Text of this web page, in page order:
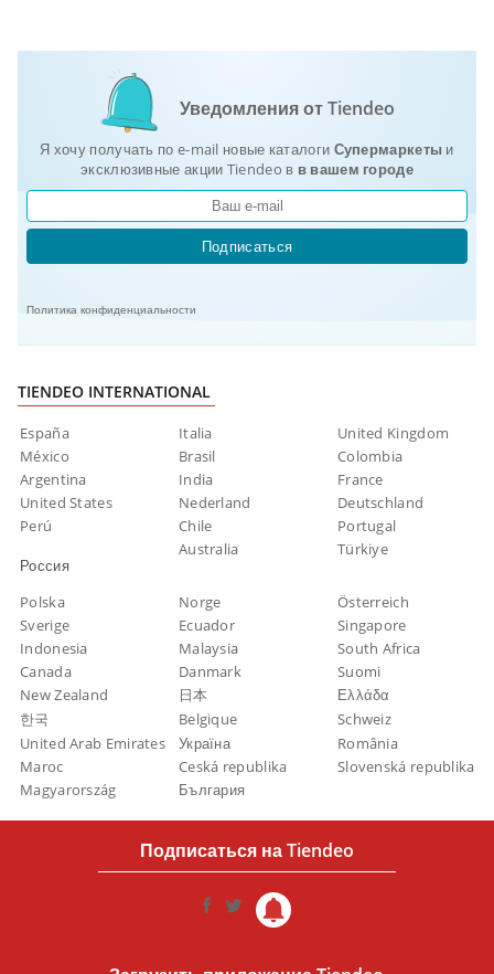
Уведомления от Tiendeo
Я хочу получать по e-mail новые каталоги Супермаркеты и
эксклюзивные акции Tiendeo в в вашем городе
Подписаться
Политика конфиденциальности
TIENDEO INTERNATIONAL
España Italia
United Kingdom
México
Brasil
Colombia
Argentina
India
France
United States
Nederland
Deutschland
Perú
Chile
Portugal
Россия
Australia Türkiye
Polska Norge
Österreich
Sverige
Ecuador
Singapore
Indonesia
Malaysia
South Africa
Canada
Danmark
Suomi
New Zealand
日本
Ελλάδα
한국
Belgique
Schweiz
United Arab Emirates
Україна
România
Maroc
Ceská republika
Slovenská republika
Magyarország
България
Подписаться на Tiendeo